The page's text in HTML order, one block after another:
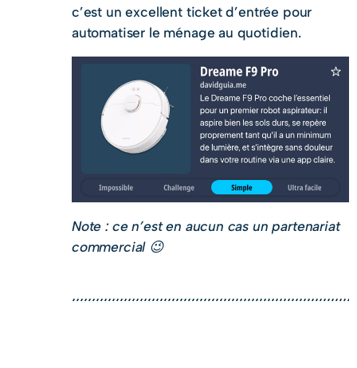
c’est un excellent ticket d’entrée pour
automatiser le ménage au quotidien.
Note : ce n’est en aucun cas un partenariat
commercial 😉